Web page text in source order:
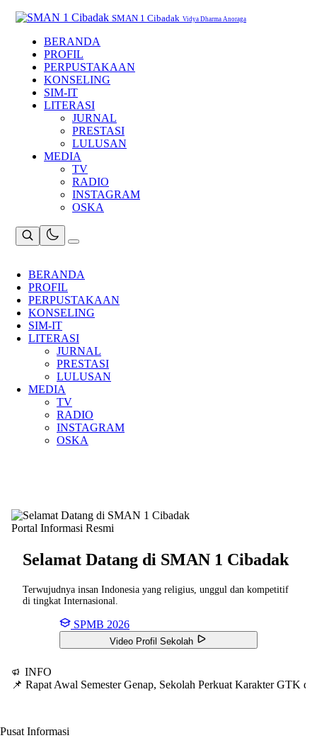
SMAN 1 Cibadak Vidya Dharma Anoraga
BERANDA
PROFIL
PERPUSTAKAAN
KONSELING
SIM-IT
LITERASI
JURNAL
PRESTASI
LULUSAN
MEDIA
TV
RADIO
INSTAGRAM
OSKA
BERANDA
PROFIL
PERPUSTAKAAN
KONSELING
SIM-IT
LITERASI
JURNAL
PRESTASI
LULUSAN
MEDIA
TV
RADIO
INSTAGRAM
OSKA
Portal Informasi Resmi
Selamat Datang di SMAN 1 Cibadak
Terwujudnya insan Indonesia yang religius, unggul dan kompetitif
di tingkat Internasional.
SPMB 2026
Video Profil Sekolah
INFO
📌 Rapat Awal Semester Genap, Sekolah Perkuat Karakter GTK
Pusat Informasi